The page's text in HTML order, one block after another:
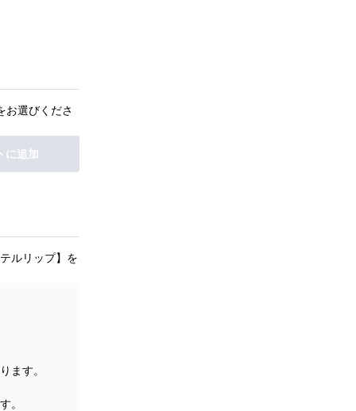
お選びくださ
に追加
ルリップ】を
ます。
。